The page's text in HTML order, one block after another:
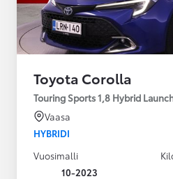
Toyota Corolla
Touring Sports 1,8 Hybrid
Vaasa
HYBRIDI
Vuosimalli
10-2023